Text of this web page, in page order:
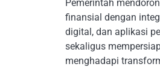
Pemerintah
finansial dengan
digital, dan aplikasi
sekaligus
menghadapi